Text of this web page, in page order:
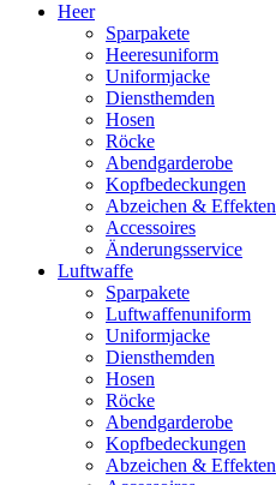
Heer
Sparpakete
Heeresuniform
Uniformjacke
Diensthemden
Hosen
Röcke
Abendgarderobe
Kopfbedeckungen
Abzeichen & Effekten
Accessoires
Änderungsservice
Luftwaffe
Sparpakete
Luftwaffenuniform
Uniformjacke
Diensthemden
Hosen
Röcke
Abendgarderobe
Kopfbedeckungen
Abzeichen & Effekten